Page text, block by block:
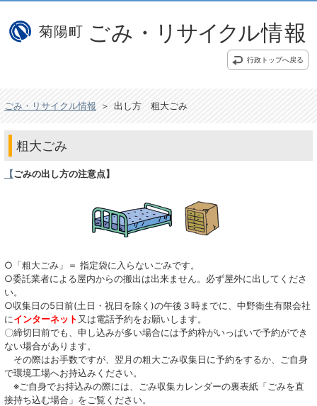
行政トップへ戻る
ごみ・リサイクル情報 ＞ 出し方 粗大ごみ
粗大ごみ
【ごみの出し方の注意点】
○「粗大ごみ」＝ 指定袋に入らないごみです。
○委託業者による屋内からの搬出は出来ません。必ず屋外に出してくださ
い。
○収集日の5日前(土日・祝日を除く)の午後３時までに、中野衛生有限会社
にインターネット又は電話予約をお願いします。
〇締切日前でも、申し込みが多い場合には予約枠がいっぱいで予約ができ
ない場合があります。
その際はお手数ですが、翌月の粗大ごみ収集日に予約をするか、ご自身
で環境工場へお持込みください。
※ご自身でお持込みの際には、ごみ収集カレンダーの裏表紙「ごみを直
接持ち込む場合」をご覧ください。